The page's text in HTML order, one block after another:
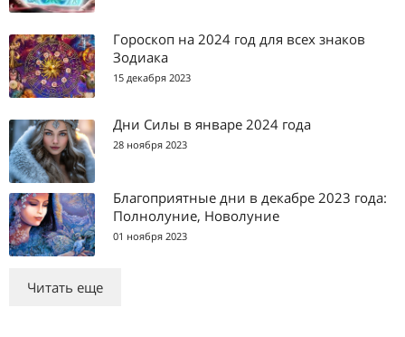
Гороскоп на 2024 год для всех знаков
Зодиака
15 декабря 2023
Дни Силы в январе 2024 года
28 ноября 2023
Благоприятные дни в декабре 2023 года:
Полнолуние, Новолуние
01 ноября 2023
Читать еще